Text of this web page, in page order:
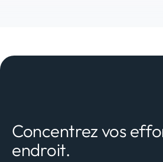
Concentrez vos
endroit.